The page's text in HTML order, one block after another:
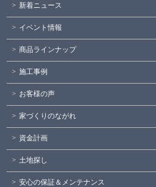
新着ニュース
イベント情報
商品ラインナップ
施工事例
お客様の声
家づくりのながれ
資金計画
土地探し
安心の保証＆メンテナンス